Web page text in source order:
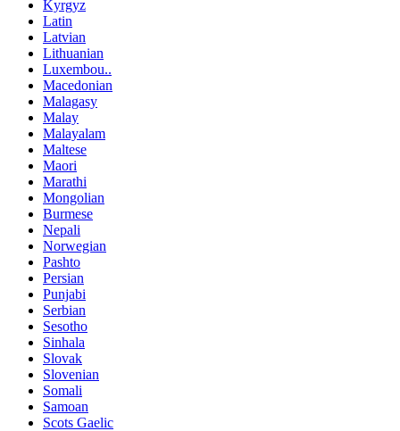
Kyrgyz
Latin
Latvian
Lithuanian
Luxembou..
Macedonian
Malagasy
Malay
Malayalam
Maltese
Maori
Marathi
Mongolian
Burmese
Nepali
Norwegian
Pashto
Persian
Punjabi
Serbian
Sesotho
Sinhala
Slovak
Slovenian
Somali
Samoan
Scots Gaelic